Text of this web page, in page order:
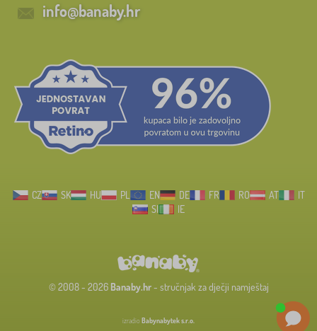
info@banaby.hr
CZ SK HU PL EN DE FR RO AT
IT
SI
IE
© 2008 - 2026 Banaby.hr- stručnjak za dječji namještaj
izradio Babynabytek s.r.o.